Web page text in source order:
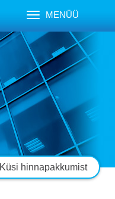
MENÜÜ
Küsi hinnapakkumist